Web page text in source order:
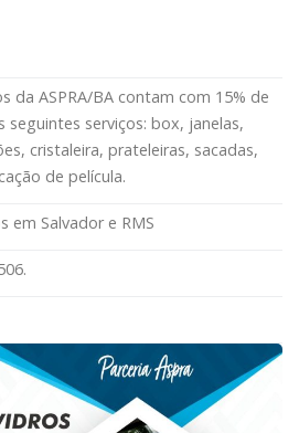
da ASPRA/BA contam com 15% de
seguintes serviços: box, janelas,
cristaleira, prateleiras, sacadas,
de película.
em Salvador e RMS